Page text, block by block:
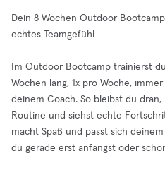
Dein 8 Wochen Outdoor
echtes Teamgefühl
Im Outdoor Bootcamp trainierst
Wochen lang, 1x pro Woche,
deinem Coach. So bleibst du
Routine und siehst echte
macht Spaß und passt sich
du gerade erst anfängst oder